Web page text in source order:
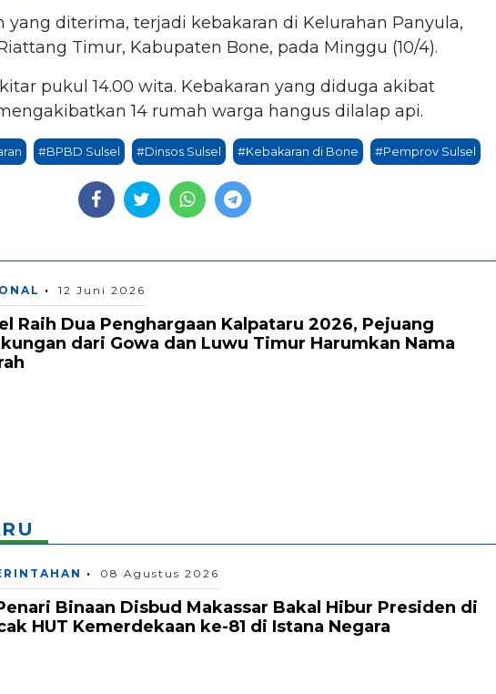
yang diterima, terjadi kebakaran di Kelurahan Panyula,
Timur, Kabupaten Bone, pada Minggu (10/4).
pukul 14.00 wita. Kebakaran yang diduga akibat
14 rumah warga hangus dilalap api.
#BPBD Sulsel #Dinsos Sulsel #Kebakaran di Bone #Pemprov Sulsel
12 Juni 2026
Raih Dua Penghargaan Kalpataru 2026, Pejuang
dari Gowa dan Luwu Timur Harumkan Nama
08 Agustus 2026
Binaan Disbud Makassar Bakal Hibur Presiden di
HUT Kemerdekaan ke-81 di Istana Negara